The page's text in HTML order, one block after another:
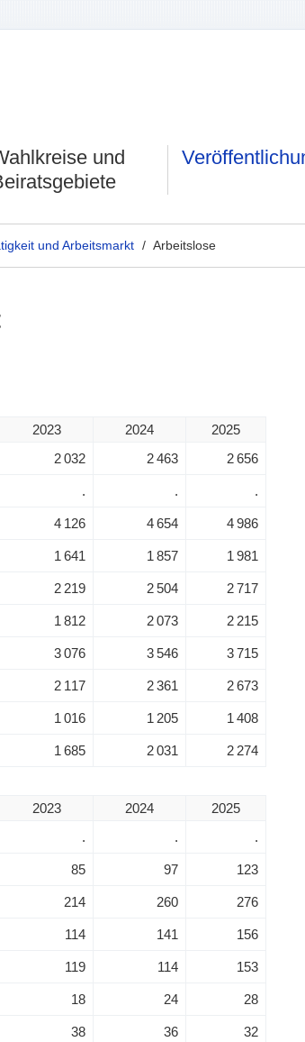
und
und Arbeitsmarkt / Arbeitslose
2023 2024
2025
2 032 2 463 2 656
. . .
4 126 4 654 4 986
1 641 1 857 1 981
2 219 2 504 2 717
1 812 2 073 2 215
3 076 3 546 3 715
2 117 2 361 2 673
1 016 1 205 1 408
1 685 2 031 2 274
2023 2024
2025
. . .
85 97 123
214 260 276
114 141 156
119 114 153
18 24 28
38 36 32